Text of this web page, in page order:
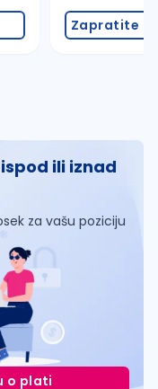
Zapratite
ili iznad
za vašu poziciju
o plati